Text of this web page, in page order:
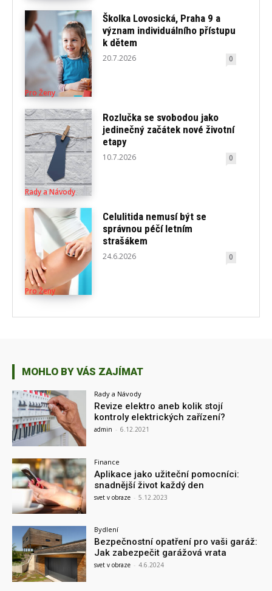
Pro Ženy
Školka Lovosická, Praha 9 a
význam individuálního přístupu
k dětem
20.7.2026 0
Rady a Návody
Rozlučka se svobodou jako
jedinečný začátek nové životní
etapy
10.7.2026 0
Pro Ženy
Celulitida nemusí být se
správnou péčí letním
strašákem
24.6.2026 0
MOHLO BY VÁS ZAJÍMAT
Rady a Návody
Revize elektro aneb kolik stojí
kontroly elektrických zařízení?
admin - 6.12.2021
Finance
Aplikace jako užiteční pomocníci:
snadnější život každý den
svet v obraze - 5.12.2023
Bydlení
Bezpečnostní opatření pro vaši garáž:
Jak zabezpečit garážová vrata
svet v obraze - 4.6.2024